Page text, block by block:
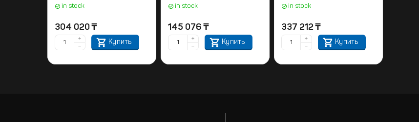
in stock
304 020 ₸
Купить
+
−
in stock
145 076 ₸
Купить
+
−
in stock
337 212 ₸
Купить
+
−